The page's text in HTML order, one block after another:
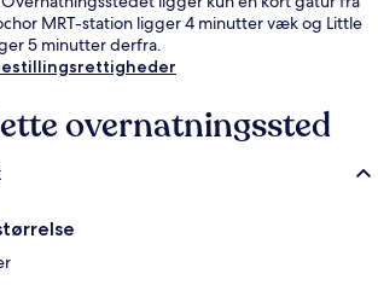
MRT-station ligger 4 minutter væk og Little
5 minutter derfra.
overnatningssted